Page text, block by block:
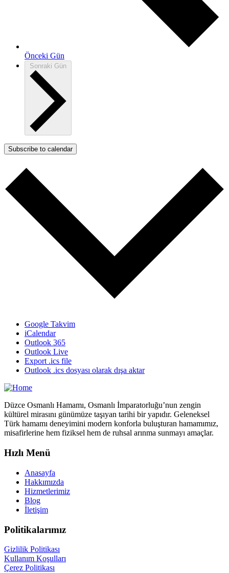
Önceki Gün
Sonraki Gün
Subscribe to calendar
Google Takvim
iCalendar
Outlook 365
Outlook Live
Export .ics file
Outlook .ics dosyası olarak dışa aktar
Düzce Osmanlı Hamamı, Osmanlı İmparatorluğu’nun zengin
kültürel mirasını günümüze taşıyan tarihi bir yapıdır. Geleneksel
Türk hamamı deneyimini modern konforla buluşturan hamamımız,
misafirlerine hem fiziksel hem de ruhsal arınma sunmayı amaçlar.
Hızlı Menü
Anasayfa
Hakkımızda
Hizmetlerimiz
Blog
İletişim
Politikalarımız
Gizlilik Politikası
Kullanım Koşulları
Çerez Politikası